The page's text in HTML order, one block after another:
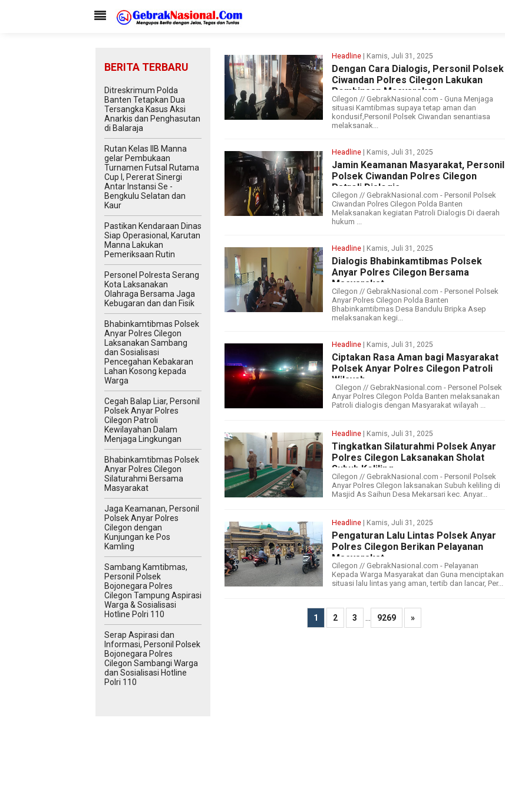
Headline | Kamis, Juli 31, 2025
Dengan Cara Dialogis, Personil Polsek
Ciwandan Polres Cilegon Lakukan
Pembinaan Masyarakat
Cilegon // GebrakNasional.com - Guna Menjaga
situasi Kamtibmas supaya tetap aman dan
kondusif,Personil Polsek Ciwandan senantiasa
melaksanak...
Headline | Kamis, Juli 31, 2025
Jamin Keamanan Masyarakat, Personil
Polsek Ciwandan Polres Cilegon
Patroli Dialogis
Cilegon // GebrakNasional.com - Personil Polsek
Ciwandan Polres Cilegon Polda Banten
Melaksanakan kegiatan Patroli Dialogis Di daerah
hukum ...
Headline | Kamis, Juli 31, 2025
Dialogis Bhabinkamtibmas Polsek
Anyar Polres Cilegon Bersama
Masyarakat
Cilegon // GebrakNasional.com - Personel Polsek
Anyar Polres Cilegon Polda Banten
Bhabinkamtibmas Desa Bandulu Bripka Asep
melaksanakan kegi...
Headline | Kamis, Juli 31, 2025
Ciptakan Rasa Aman bagi Masyarakat
Polsek Anyar Polres Cilegon Patroli
Wilayah
Cilegon // GebrakNasional.com - Personel Polsek
Anyar Polres Cilegon Polda Banten melaksanakan
Patroli dialogis dengan Masyarakat wilayah ...
Headline | Kamis, Juli 31, 2025
Tingkatkan Silaturahmi Polsek Anyar
Polres Cilegon Laksanakan Sholat
Subuh Keliling
Cilegon // GebrakNasional.com - Personil Polsek
Anyar Polres Cilegon laksanakan Subuh keliling di
Masjid As Saihun Desa Mekarsari kec. Anyar...
Headline | Kamis, Juli 31, 2025
Pengaturan Lalu Lintas Polsek Anyar
Polres Cilegon Berikan Pelayanan
Masyarakat
Cilegon // GebrakNasional.com - Pelayanan
Kepada Warga Masyarakat dan Guna menciptakan
situasi lalu lintas yang aman, tertib dan lancar, Per...
1 2 3 ... 9269 »
BERITA TERBARU
Ditreskrimum Polda
Banten Tetapkan Dua
Tersangka Kasus Aksi
Anarkis dan Penghasutan
di Balaraja
Rutan Kelas IIB Manna
gelar Pembukaan
Turnamen Futsal Rutama
Cup I, Pererat Sinergi
Antar Instansi Se -
Bengkulu Selatan dan
Kaur
Pastikan Kendaraan Dinas
Siap Operasional, Karutan
Manna Lakukan
Pemeriksaan Rutin
Personel Polresta Serang
Kota Laksanakan
Olahraga Bersama Jaga
Kebugaran dan dan Fisik
Bhabinkamtibmas Polsek
Anyar Polres Cilegon
Laksanakan Sambang
dan Sosialisasi
Pencegahan Kebakaran
Lahan Kosong kepada
Warga
Cegah Balap Liar, Personil
Polsek Anyar Polres
Cilegon Patroli
Kewilayahan Dalam
Menjaga Lingkungan
Bhabinkamtibmas Polsek
Anyar Polres Cilegon
Silaturahmi Bersama
Masyarakat
Jaga Keamanan, Personil
Polsek Anyar Polres
Cilegon dengan
Kunjungan ke Pos
Kamling
Sambang Kamtibmas,
Personil Polsek
Bojonegara Polres
Cilegon Tampung Aspirasi
Warga & Sosialisasi
Hotline Polri 110
Serap Aspirasi dan
Informasi, Personil Polsek
Bojonegara Polres
Cilegon Sambangi Warga
dan Sosialisasi Hotline
Polri 110